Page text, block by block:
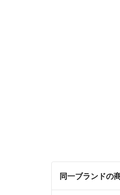
同一ブランドの